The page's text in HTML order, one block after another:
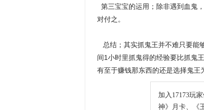
第三宝宝的运用；除非遇到血鬼
对付之。
总结；其实抓鬼王并不难只要能
间1小时里抓鬼得的经验要比抓鬼
有至于赚钱那东西的还是选择鬼王
加入17173玩
神》月卡、《